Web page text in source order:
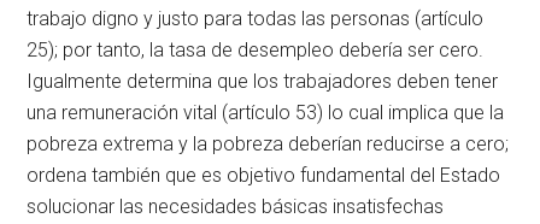
trabajo digno y justo para todas las personas (artículo
25); por tanto, la tasa de desempleo debería ser cero.
Igualmente determina que los trabajadores deben tener
una remuneración vital (artículo 53) lo cual implica que la
pobreza extrema y la pobreza deberían reducirse a cero;
ordena también que es objetivo fundamental del Estado
solucionar las necesidades básicas insatisfechas